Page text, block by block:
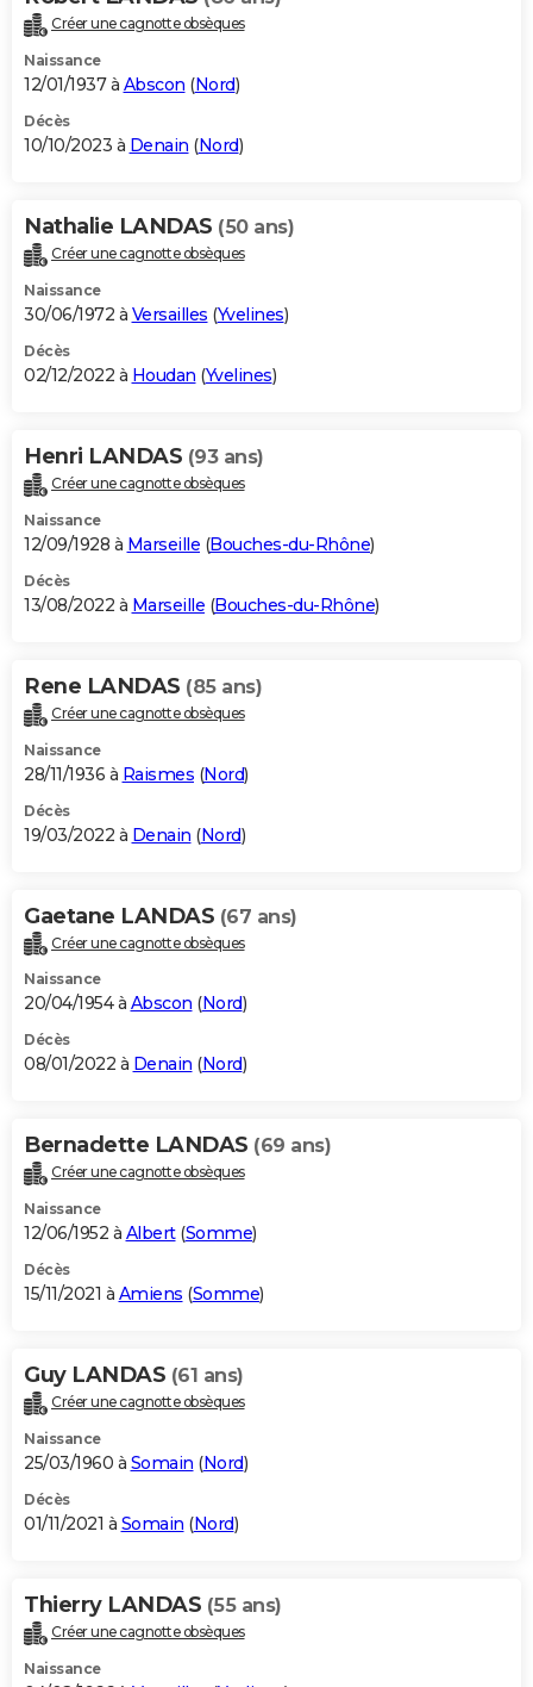
Créer une cagnotte obsèques
Naissance
12/01/1937 à Abscon (Nord)
Décès
10/10/2023 à Denain (Nord)
Nathalie LANDAS (50 ans)
Créer une cagnotte obsèques
Naissance
30/06/1972 à Versailles (Yvelines)
Décès
02/12/2022 à Houdan (Yvelines)
Henri LANDAS (93 ans)
Créer une cagnotte obsèques
Naissance
12/09/1928 à Marseille (Bouches-du-Rhône)
Décès
13/08/2022 à Marseille (Bouches-du-Rhône)
Rene LANDAS (85 ans)
Créer une cagnotte obsèques
Naissance
28/11/1936 à Raismes (Nord)
Décès
19/03/2022 à Denain (Nord)
Gaetane LANDAS (67 ans)
Créer une cagnotte obsèques
Naissance
20/04/1954 à Abscon (Nord)
Décès
08/01/2022 à Denain (Nord)
Bernadette LANDAS (69 ans)
Créer une cagnotte obsèques
Naissance
12/06/1952 à Albert(Somme)
Décès
15/11/2021 à Amiens (Somme)
Guy LANDAS (61 ans)
Créer une cagnotte obsèques
Naissance
25/03/1960 à Somain (Nord)
Décès
01/11/2021 à Somain (Nord)
Thierry LANDAS (55 ans)
Créer une cagnotte obsèques
Naissance